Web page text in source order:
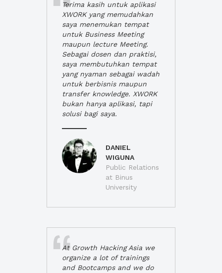
Terima kasih untuk aplikasi
XWORK yang memudahkan
saya menemukan tempat
untuk Business Meeting
maupun lecture Meeting.
Sebagai dosen dan praktisi,
saya membutuhkan tempat
yang nyaman sebagai wadah
untuk berbisnis maupun
transfer knowledge. XWORK
bukan hanya aplikasi, tapi
solusi bagi saya.
DANIEL
WIGUNA
Public Relations
at Binus
University
At Growth Hacking Asia we
organize a lot of trainings
and Bootcamps and we do